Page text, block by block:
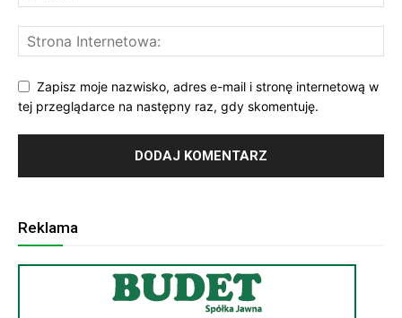
Zapisz moje nazwisko, adres e-mail i stronę internetową w
tej przeglądarce na następny raz, gdy skomentuję.
Reklama